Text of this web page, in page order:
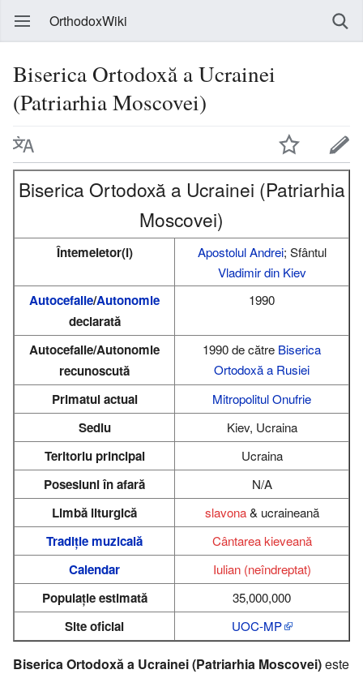
OrthodoxWiki
Biserica Ortodoxă a Ucrainei
(Patriarhia Moscovei)
Biserica Ortodoxă a Ucrainei (Patriarhia
Moscovei)
Întemeietor(i) Apostolul Andrei; Sfântul
Vladimir din Kiev
Autocefalie/Autonomie
declarată
1990
Autocefalie/Autonomie
recunoscută
1990 de către Biserica
Ortodoxă a Rusiei
Primatul actual Mitropolitul Onufrie
Sediu Kiev, Ucraina
Teritoriu principal Ucraina
Posesiuni în afară N/A
Limbă liturgică slavona& ucraineană
Tradiție muzicală Cântarea kieveană
Calendar Iulian (neîndreptat)
Populație estimată 35,000,000
Site oficial UOC-MP
Biserica Ortodoxă a Ucrainei (Patriarhia Moscovei)este